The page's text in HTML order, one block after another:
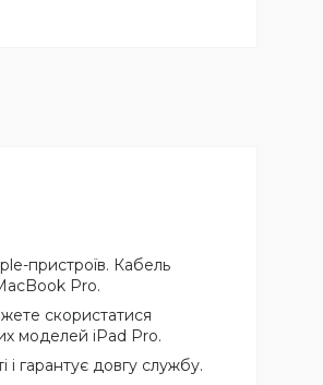
пристроїв. Кабель
Pro.
скористатися
моделей iPad Pro.
і гарантує довгу службу.